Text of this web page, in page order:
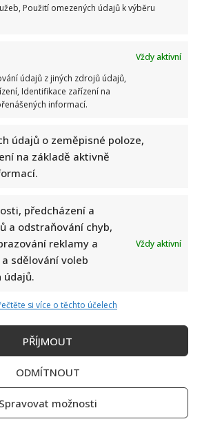
Použití omezených údajů k výběru
Vždy aktivní
údajů z jiných zdrojů údajů,
Identifikace zařízení na
informací.
údajů o zeměpisné poloze,
na základě aktivně
předcházení a
a odstraňování chyb,
reklamy a
sdělování voleb
údajů.
Vždy aktivní
si více o těchto účelech
PŘÍJMOUT
ODMÍTNOUT
Spravovat možnosti